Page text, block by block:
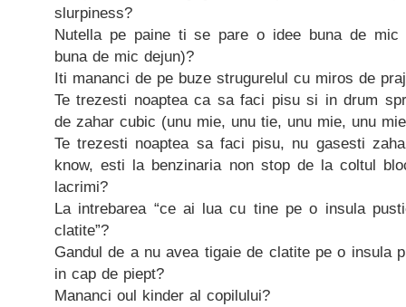
slurpiness?
Nutella pe paine ti se pare o idee buna de mic
buna de mic dejun)?
Iti mananci de pe buze strugurelul cu miros de
Te trezesti noaptea ca sa faci pisu si in drum
de zahar cubic (unu mie, unu tie, unu mie, unu
Te trezesti noaptea sa faci pisu, nu gasesti
know, esti la benzinaria non stop de la coltul
lacrimi?
La intrebarea “ce ai lua cu tine pe o insula
clatite”?
Gandul de a nu avea tigaie de clatite pe o insula
in cap de piept?
Mananci oul kinder al copilului?